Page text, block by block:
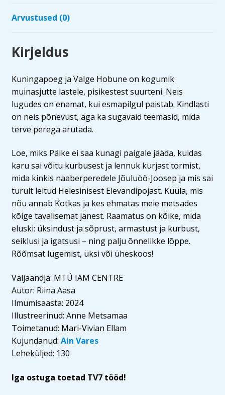
Arvustused (0)
Kirjeldus
Kuningapoeg ja Valge Hobune on kogumik
muinasjutte lastele, pisikestest suurteni. Neis
lugudes on enamat, kui esmapilgul paistab. Kindlasti
on neis põnevust, aga ka sügavaid teemasid, mida
terve perega arutada.
Loe, miks Päike ei saa kunagi paigale jääda, kuidas
karu sai võitu kurbusest ja lennuk kurjast tormist,
mida kinkis naaberperedele Jõuluöö-Joosep ja mis sai
turult leitud Helesinisest Elevandipojast. Kuula, mis
nõu annab Kotkas ja kes ehmatas meie metsades
kõige tavalisemat jänest. Raamatus on kõike, mida
eluski: üksindust ja sõprust, armastust ja kurbust,
seiklusi ja igatsusi – ning palju õnnelikke lõppe.
Rõõmsat lugemist, üksi või üheskoos!
Väljaandja: MTÜ IAM CENTRE
Autor: Riina Aasa
Ilmumisaasta: 2024
Illustreerinud: Anne Metsamaa
Toimetanud: Mari-Vivian Ellam
Kujundanud: Ain Vares
Leheküljed: 130
Iga ostuga toetad TV7 tööd!